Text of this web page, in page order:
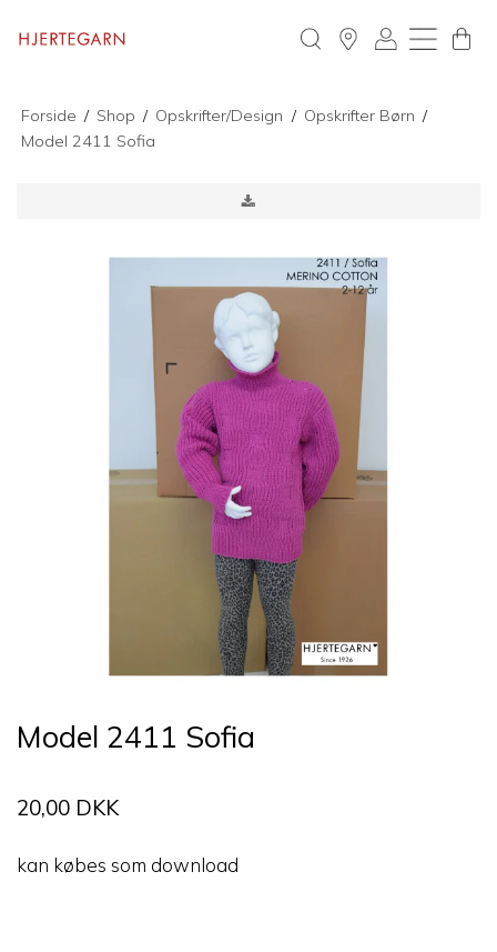
Forside / Shop / Opskrifter/Design / Opskrifter Børn /
Model 2411 Sofia
Model 2411 Sofia
20,00 DKK
kan købes som download